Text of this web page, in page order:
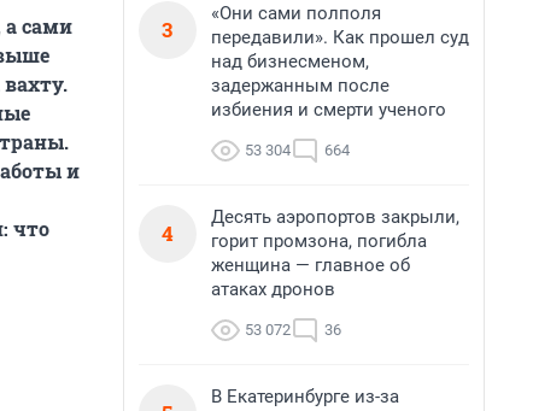
а сами
и
что
3
«Они сами полполя
передавили». Как прошел суд
над бизнесменом,
задержанным после
избиения и смерти ученого
53 304 664
4
Десять аэропортов закрыли,
горит промзона, погибла
женщина — главное об
атаках дронов
53 072 36
В Екатеринбурге из-за